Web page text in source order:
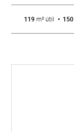
119 m² útil 150